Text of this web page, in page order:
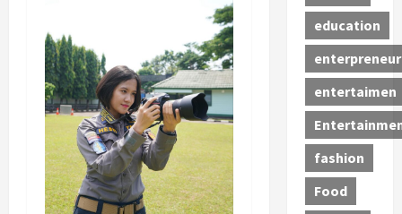
education
enterpreneur
entertaimen
fashion
Food